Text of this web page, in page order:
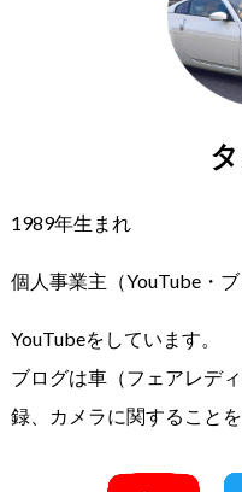
1989年生まれ
個人事業主（YouTube・ブ
YouTubeをしています。
ブログは車（フェアレデ
録、カメラに関することを